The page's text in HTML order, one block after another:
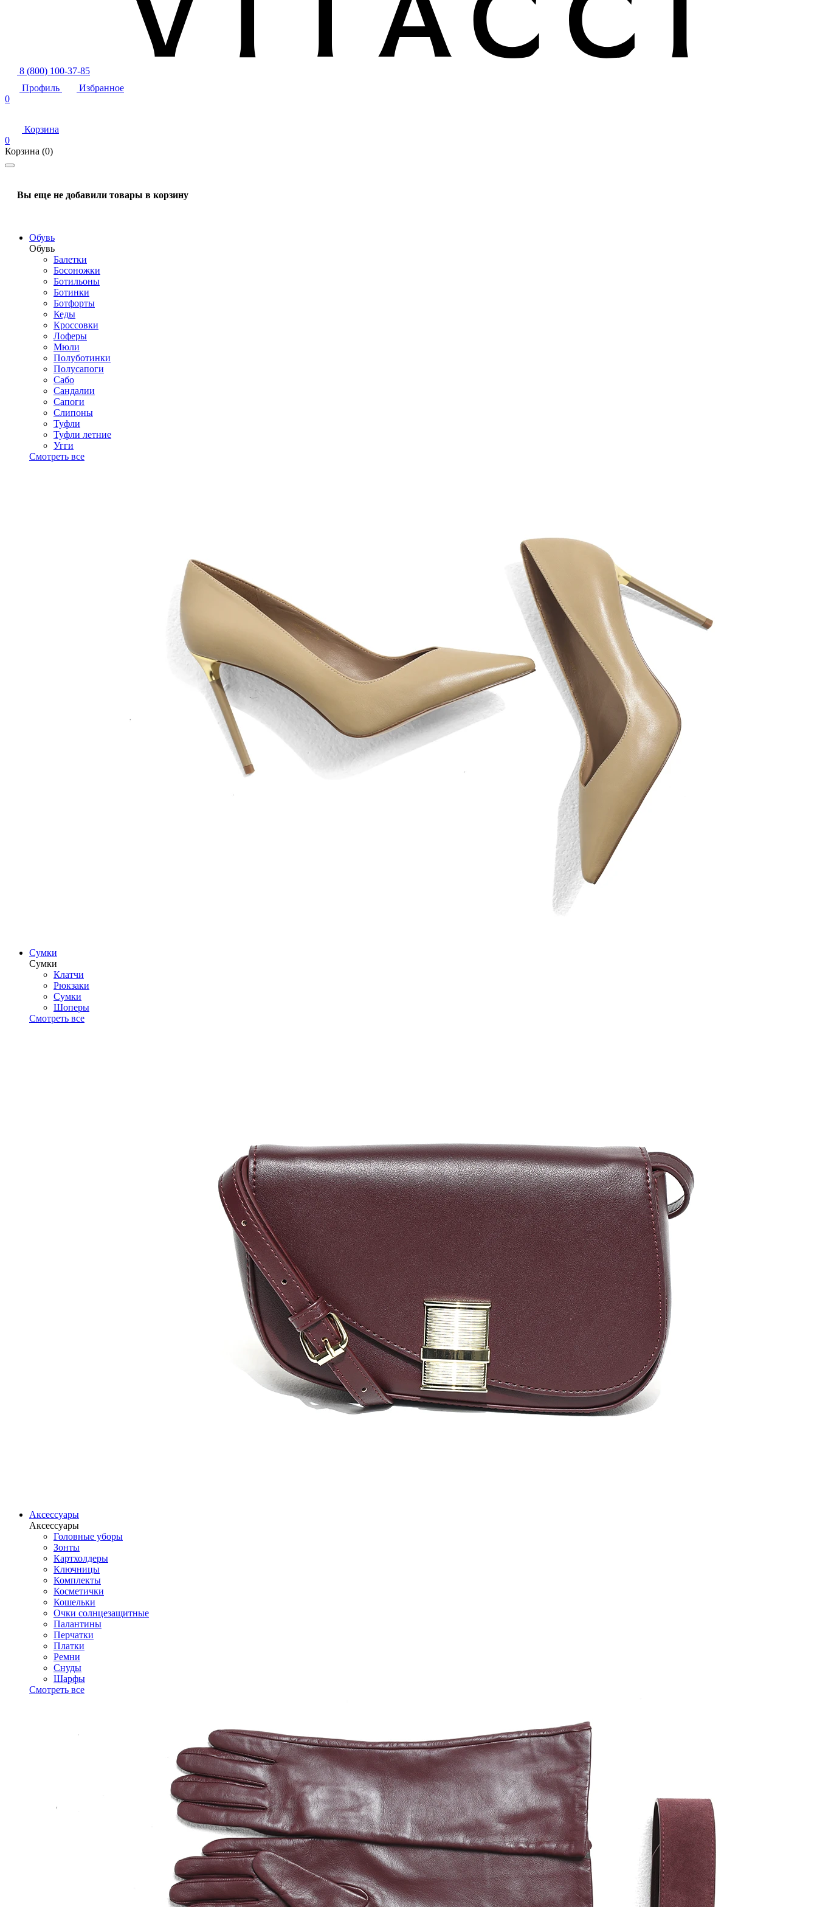
8 (800) 100-37-85
Профиль
Избранное
0
Корзина
0
Корзина (0)
Вы еще не добавили товары в корзину
Обувь
Обувь
Балетки
Босоножки
Ботильоны
Ботинки
Ботфорты
Кеды
Кроссовки
Лоферы
Мюли
Полуботинки
Полусапоги
Сабо
Сандалии
Сапоги
Слипоны
Туфли
Туфли летние
Угги
Смотреть все
Сумки
Сумки
Клатчи
Рюкзаки
Сумки
Шоперы
Смотреть все
Аксессуары
Аксессуары
Головные уборы
Зонты
Картхолдеры
Ключницы
Комплекты
Косметички
Кошельки
Очки солнцезащитные
Палантины
Перчатки
Платки
Ремни
Снуды
Шарфы
Смотреть все